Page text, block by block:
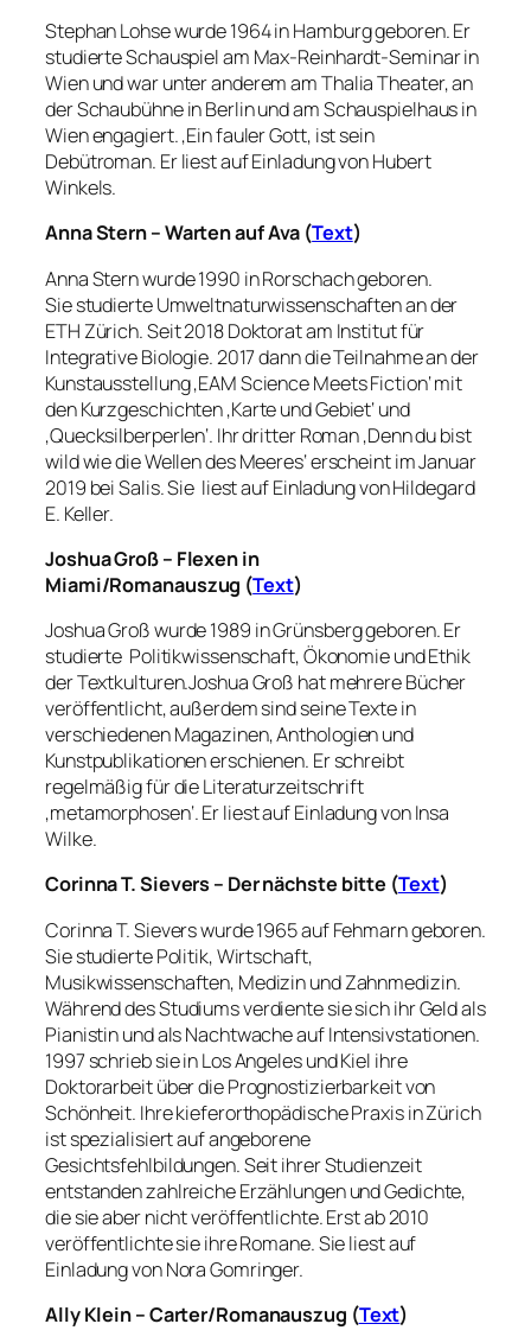
Stephan Lohse wurde 1964 in Hamburg geboren. Er
studierte Schauspiel am Max-Reinhardt-Seminar in
Wien und war unter anderem am Thalia Theater, an
der Schaubühne in Berlin und am Schauspielhaus in
Wien engagiert. ‚Ein fauler Gott‚ ist sein
Debütroman. Er liest auf Einladung von Hubert
Winkels.
Anna Stern –Warten auf Ava (Text)
Anna Stern wurde 1990 in Rorschach geboren.
Sie studierte Umweltnaturwissenschaften an der
ETH Zürich. Seit 2018 Doktorat am Institut für
Integrative Biologie. 2017 dann die Teilnahme an der
Kunstausstellung ‚EAM Science Meets Fiction‘ mit
den Kurzgeschichten ‚Karte und Gebiet‘ und
‚Quecksilberperlen‘. Ihr dritter Roman ‚Denn du bist
wild wie die Wellen des Meeres‘ erscheint im Januar
2019 bei Salis. Sie liest auf Einladung von Hildegard
E. Keller.
Joshua Groß – Flexen in
Miami/Romanauszug (Text)
Joshua Groß wurde 1989 in Grünsberg geboren. Er
studierte Politikwissenschaft, Ökonomie und Ethik
der Textkulturen.Joshua Groß hat mehrere Bücher
veröffentlicht, außerdem sind seine Texte in
verschiedenen Magazinen, Anthologien und
Kunstpublikationen erschienen. Er schreibt
regelmäßig für die Literaturzeitschrift
‚metamorphosen‘. Er liest auf Einladung von Insa
Wilke.
Corinna T. Sievers – Der nächste bitte (Text)
Corinna T. Sievers wurde 1965 auf Fehmarn geboren.
Sie studierte Politik, Wirtschaft,
Musikwissenschaften, Medizin und Zahnmedizin.
Während des Studiums verdiente sie sich ihr Geld als
Pianistin und als Nachtwache auf Intensivstationen.
1997 schrieb sie in Los Angeles und Kiel ihre
Doktorarbeit über die Prognostizierbarkeit von
Schönheit. Ihre kieferorthopädische Praxis in Zürich
ist spezialisiert auf angeborene
Gesichtsfehlbildungen. Seit ihrer Studienzeit
entstanden zahlreiche Erzählungen und Gedichte,
die sie aber nicht veröffentlichte. Erst ab 2010
veröffentlichte sie ihre Romane. Sie liest auf
Einladung von Nora Gomringer.
Ally Klein – Carter/Romanauszug (Text)